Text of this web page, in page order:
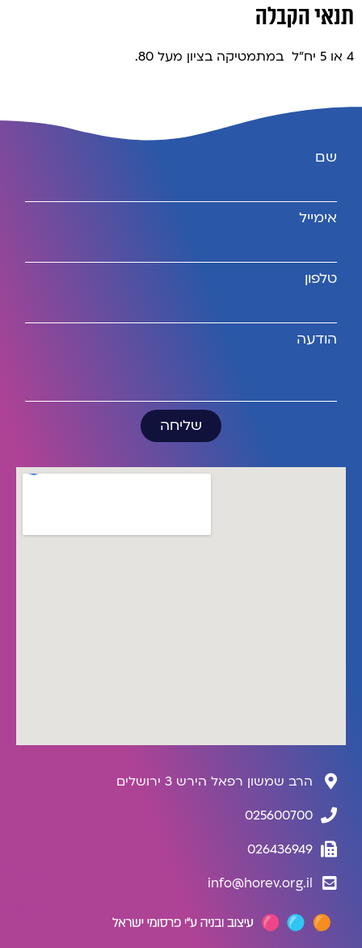
תנאי הקבלה
4 או 5 יח"ל במתמטיקה בציון מעל 80.
שם
אימייל
טלפון
הודעה
שליחה
הרב שמשון רפאל הירש 3 ירושלים
025600700
026436949
info@horev.org.il